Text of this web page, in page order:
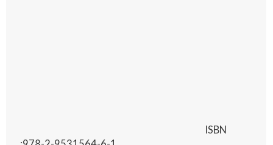
ISBN